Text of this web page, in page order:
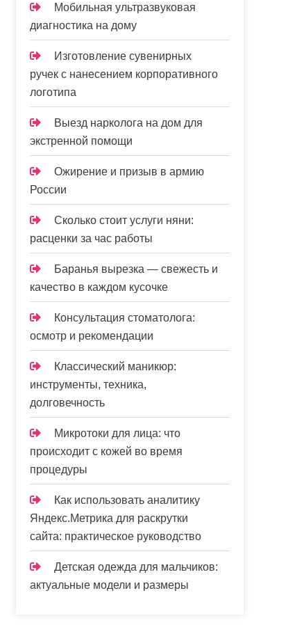
Мобильная ультразвуковая
диагностика на дому
Изготовление сувенирных
ручек с нанесением корпоративного
логотипа
Выезд нарколога на дом для
экстренной помощи
Ожирение и призыв в армию
России
Сколько стоит услуги няни:
расценки за час работы
Баранья вырезка — свежесть и
качество в каждом кусочке
Консультация стоматолога:
осмотр и рекомендации
Классический маникюр:
инструменты, техника,
долговечность
Микротоки для лица: что
происходит с кожей во время
процедуры
Как использовать аналитику
Яндекс.Метрика для раскрутки
сайта: практическое руководство
Детская одежда для мальчиков:
актуальные модели и размеры